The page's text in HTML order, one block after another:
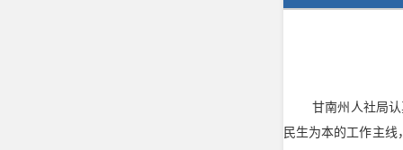
甘南州人社局
民生为本的工作主线